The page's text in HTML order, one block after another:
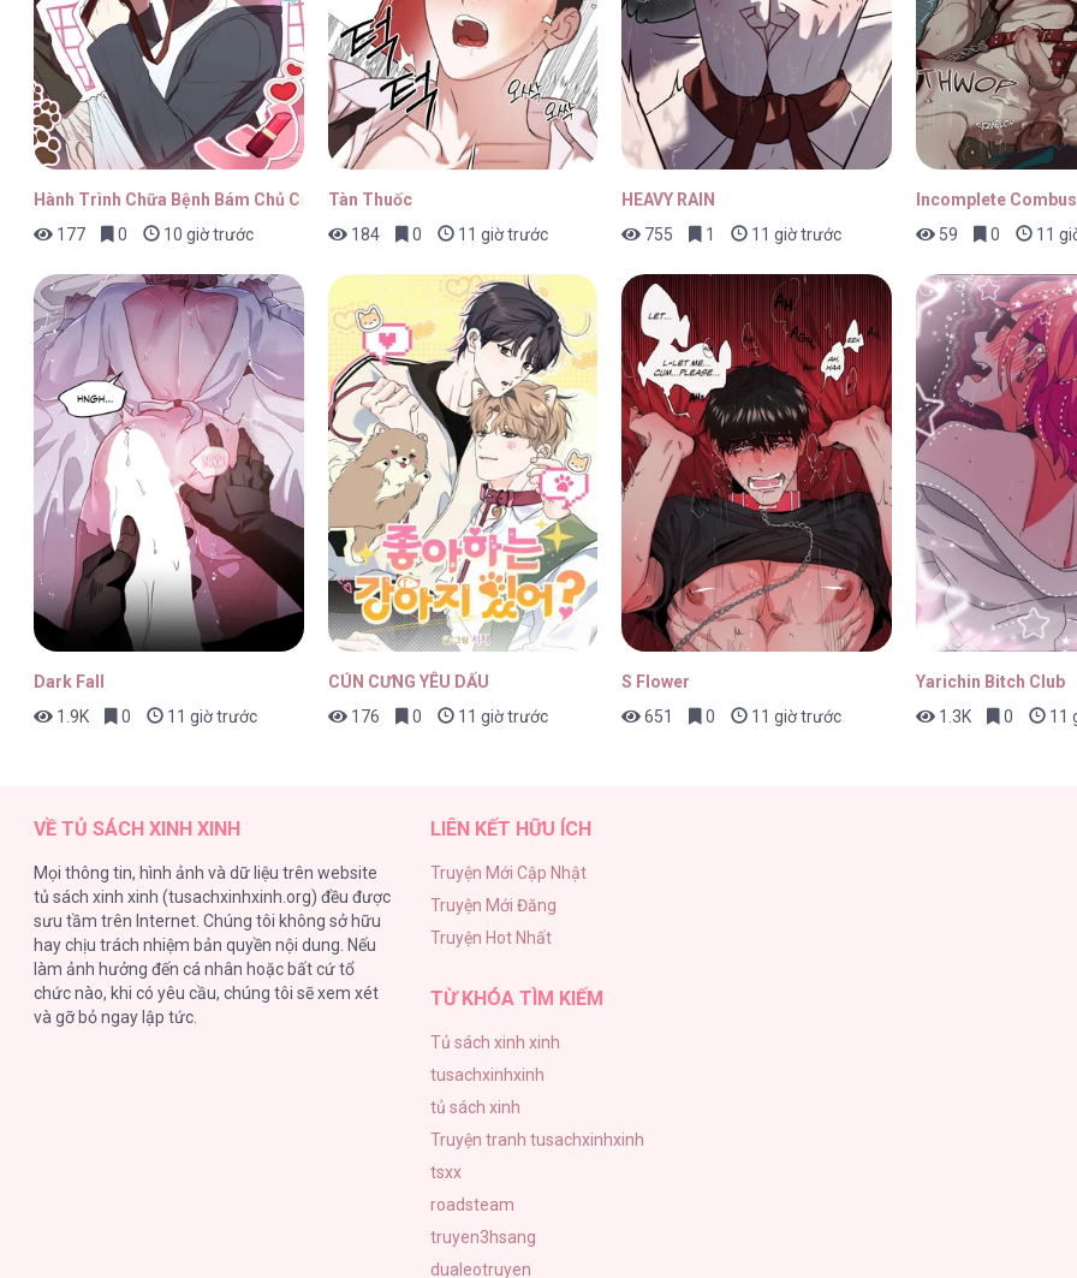
Phù Thủy Ẩm Thực [...] – Chap 3 29/01/2026
Phù Thủy Ẩm Thực [...] – Chap 2 29/01/2026
Phù Thủy Ẩm Thực [...] – Chap 1 29/01/2026
Hành Trình Chữa Bệnh Bám Chủ Của Cún Nhà Tôi
177
0 10 giờ trước
Tàn Thuốc
184
0 11 giờ trước
HEAVY RAIN
755
1 11 giờ trước
Incomplete
59
0 11
Dark Fall
1.9K
0 11 giờ trước
CÚN CƯNG YÊU DẤU
176
0 11 giờ trước
S Flower
651
0 11 giờ trước
Yarichin Bitch Club
1.3K
0 11
VỀ TỦ SÁCH XINH XINH
Mọi thông tin, hình ảnh và dữ liệu trên website
tủ sách xinh xinh (tusachxinhxinh.org) đều được
sưu tầm trên Internet. Chúng tôi không sở hữu
hay chịu trách nhiệm bản quyền nội dung. Nếu
làm ảnh hưởng đến cá nhân hoặc bất cứ tổ
chức nào, khi có yêu cầu, chúng tôi sẽ xem xét
và gỡ bỏ ngay lập tức.
LIÊN KẾT HỮU ÍCH
Truyện Mới Cập Nhật
Truyện Mới Đăng
Truyện Hot Nhất
TỪ KHÓA TÌM KIẾM
Tủ sách xinh xinh
tusachxinhxinh
tủ sách xinh
Truyện tranh tusachxinhxinh
tsxx
roadsteam
truyen3hsang
dualeotruyen